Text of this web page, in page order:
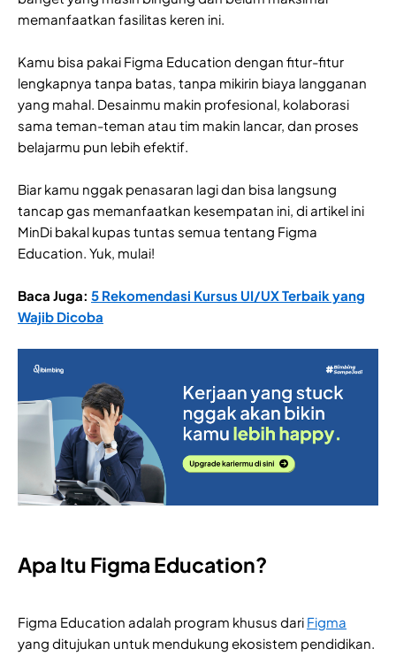
memanfaatkan fasilitas keren ini.
Kamu bisa pakai Figma Education dengan fitur-fitur
lengkapnya tanpa batas, tanpa mikirin biaya langganan
yang mahal. Desainmu makin profesional, kolaborasi
sama teman-teman atau tim makin lancar, dan proses
belajarmu pun lebih efektif.
Biar kamu nggak penasaran lagi dan bisa langsung
tancap gas memanfaatkan kesempatan ini, di artikel ini
MinDi bakal kupas tuntas semua tentang Figma
Education. Yuk, mulai!
Baca Juga: 5 Rekomendasi Kursus UI/UX Terbaik yang
Wajib Dicoba
Apa Itu Figma Education?
Figma Education adalah program khusus dari Figma
yang ditujukan untuk mendukung ekosistem pendidikan.